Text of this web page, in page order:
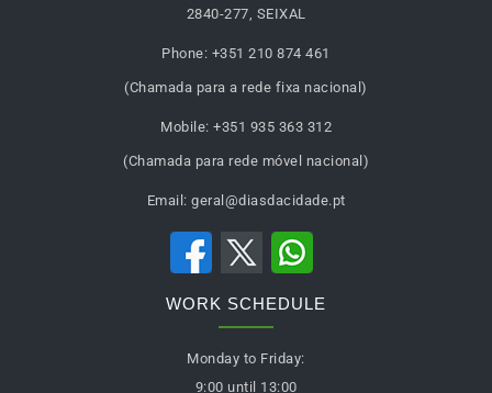
2840-277, SEIXAL
Phone: +351 210 874 461
(Chamada para a rede fixa nacional)
Mobile: +351 935 363 312
(Chamada para rede móvel nacional)
Email: geral@diasdacidade.pt
WORK SCHEDULE
Monday to Friday:
9:00 until 13:00